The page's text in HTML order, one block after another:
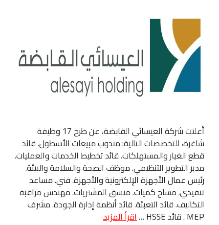
أعلنت شركة العيسائي القابضة، عن طرح 17 وظيفة
شاغرة، للتخصصات التالية: مندوب مبيعات الأسطول. قائد
قطع الغيار والمستهلكات. قائد تخطيط الخدمات والعمليات.
مدير التطوير التنظيمي. موظف الصحة والسلامة والبيئة.
رئيس عمال الأجهزة الإلكترونية والأجهزة. فني. مساعد
تنفيذي. مساح كميات. منسق المشتريات. مهندس مراقبة
التكاليف. قائد التعبئة. قائد أنظمة إدارة الجودة. مشرف
MEP . قائد HSSE … اقرأ المزيد